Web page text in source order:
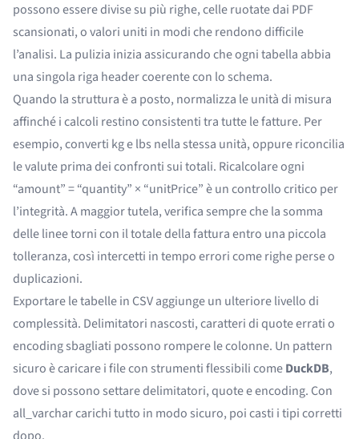
possono essere divise su più righe, celle ruotate dai PDF
scansionati, o valori uniti in modi che rendono difficile
l’analisi. La pulizia inizia assicurando che ogni tabella abbia
una singola riga header coerente con lo schema.
Quando la struttura è a posto, normalizza le unità di misura
affinché i calcoli restino consistenti tra tutte le fatture. Per
esempio, converti kg e lbs nella stessa unità, oppure riconcilia
le valute prima dei confronti sui totali. Ricalcolare ogni
“amount” = “quantity” × “unitPrice” è un controllo critico per
l’integrità. A maggior tutela, verifica sempre che la somma
delle linee torni con il totale della fattura entro una piccola
tolleranza, così intercetti in tempo errori come righe perse o
duplicazioni.
Exportare le tabelle in CSV aggiunge un ulteriore livello di
complessità. Delimitatori nascosti, caratteri di quote errati o
encoding sbagliati possono rompere le colonne. Un pattern
sicuro è caricare i file con strumenti flessibili comeDuckDB,
dove si possono settare delimitatori, quote e encoding. Con
all_varchar carichi tutto in modo sicuro, poi casti i tipi corretti